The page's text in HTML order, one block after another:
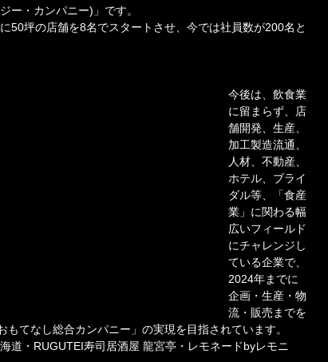
ー・カンパニー)」です。
50坪の店舗を8名でスタートさせ、今では社員数が200名と
今後は、飲食業
に留まらず、店
舗開発、生産、
加工製造流通、
人材、不動産、
ホテル、ブライ
ダル等、「食産
業」に関わる幅
広いフィールド
にチャレンジし
ている企業で、
2024年までに
企画・生産・物
流・販売までを
てなし総合カンパニー」の実現を目指されています。
道・RUGUTEI寿司居酒屋 龍宮亭・レモネードbyレモニ